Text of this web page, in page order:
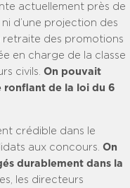
actuellement près de
d’une projection des
retraite des promotions
en charge de la classe
civils. On pouvait
ronflant de la loi du 6
crédible dans le
aux concours. On
durablement dans la
les directeurs